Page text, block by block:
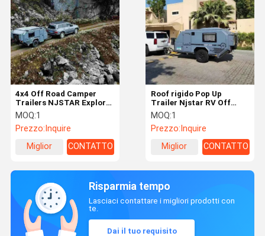
4x4 Off Road Camper
Trailers NJSTAR Explorer
Overland Camper Trailer
MOQ:1
Prezzo: Inquire
Miglior
CONTATTO
Roof rigido Pop Up
Trailer Njstar RV Off
Road Caravan ibridi
MOQ:1
Prezzo: Inquire
Miglior
CONTATTO
Risparmia tempo
Lasciaci contattare i migliori prodotti con
te.
Dai il tuo requisito